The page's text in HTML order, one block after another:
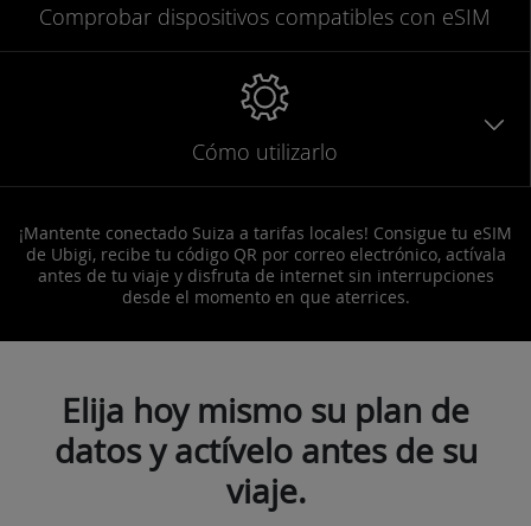
Comprobar dispositivos compatibles con eSIM
Cómo utilizarlo
¡Mantente conectado Suiza a tarifas locales! Consigue tu eSIM
de Ubigi, recibe tu código QR por correo electrónico, actívala
antes de tu viaje y disfruta de internet sin interrupciones
desde el momento en que aterrices.
Elija hoy mismo su plan de
datos y actívelo antes de su
viaje.